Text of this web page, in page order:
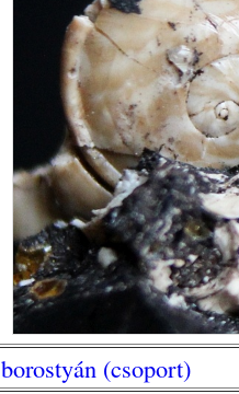
borostyán (csoport)